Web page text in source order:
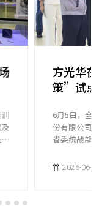
研重点民营企业“
方光华一行来到赣州富尔
营企业“一企一策”试点服
联党组书记罗文江，全国